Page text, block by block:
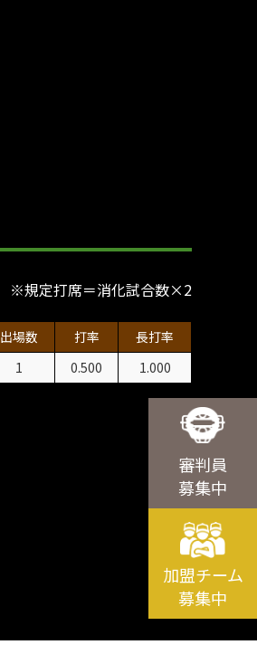
※規定打席＝消化試合数×2
出場数 打率
長打率
1 0.500 1.000
審判員
募集中
加盟チーム
募集中